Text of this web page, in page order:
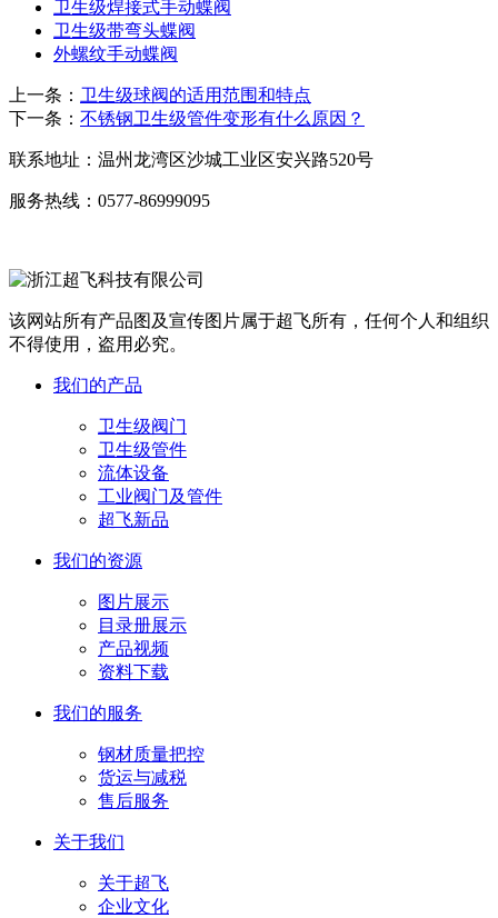
卫生级焊接式手动蝶阀
卫生级带弯头蝶阀
外螺纹手动蝶阀
上一条： 卫生级球阀的适用范围和特点
下一条： 不锈钢卫生级管件变形有什么原因？
联系地址： 温州龙湾区沙城工业区安兴路520号
服务热线： 0577-86999095
该网站所有产品图及宣传图片属于超飞所有，任何个人和组织
不得使用，盗用必究。
我们的产品
卫生级阀门
卫生级管件
流体设备
工业阀门及管件
超飞新品
我们的资源
图片展示
目录册展示
产品视频
资料下载
我们的服务
钢材质量把控
货运与减税
售后服务
关于我们
关于超飞
企业文化